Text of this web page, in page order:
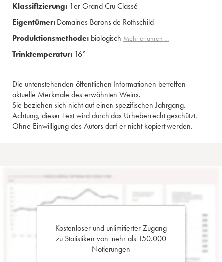
Klassifizierung: 1er Grand Cru Classé
Eigentümer: Domaines Barons de Rothschild
Produktionsmethode: biologisch Mehr erfahren …
Trinktemperatur: 16°
Die untenstehenden öffentlichen Informationen betreffen
aktuelle Merkmale des erwähnten Weins.
Sie beziehen sich nicht auf einen spezifischen Jahrgang.
Achtung, dieser Text wird durch das Urheberrecht geschützt.
Ohne Einwilligung des Autors darf er nicht kopiert werden.
Kostenloser und unlimitierter Zugang
zu Statistiken von mehr als 150.000
Notierungen